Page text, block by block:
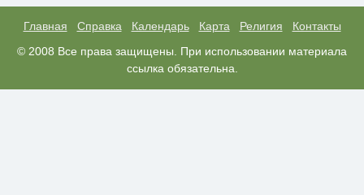
Главная Справка Календарь Карта Религия
Контакты
© 2008 Все права защищены. При использовании материала
ссылка обязательна.
i
Королева вагона отожгла! Видео
не оставит равнодушным